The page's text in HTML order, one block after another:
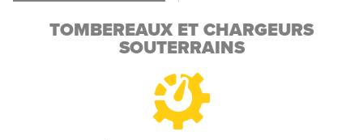
TOMBEREAUX ET CHARGEURS
SOUTERRAINS